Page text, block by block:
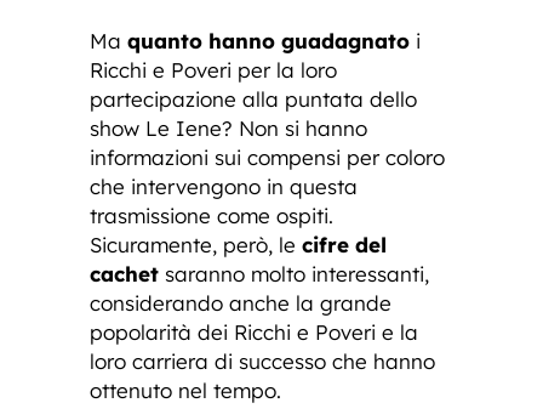
Ma quanto hanno guadagnato i
Ricchi e Poveri per la loro
partecipazione alla puntata dello
show Le Iene? Non si hanno
informazioni sui compensi per coloro
che intervengono in questa
trasmissione come ospiti.
Sicuramente, però, le cifre del
cachet saranno molto interessanti,
considerando anche la grande
popolarità dei Ricchi e Poveri e la
loro carriera di successo che hanno
ottenuto nel tempo.